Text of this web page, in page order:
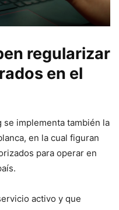
regularizar
en el
se implementa también la
en la cual figuran
para operar en
activo y que